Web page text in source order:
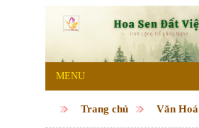
MENU
Trang chủ Văn Hoá